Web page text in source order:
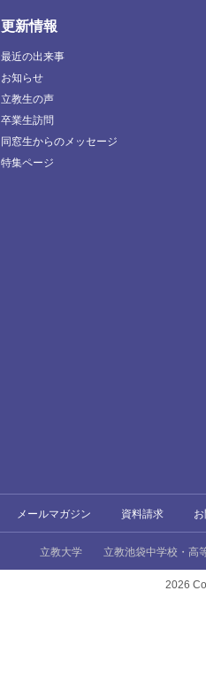
更新情報
最近の出来事
お知らせ
立教生の声
卒業生訪問
同窓生からのメッセージ
特集ページ
メールマガジン 資料請求
立教大学 立教池袋中学校・高
2026